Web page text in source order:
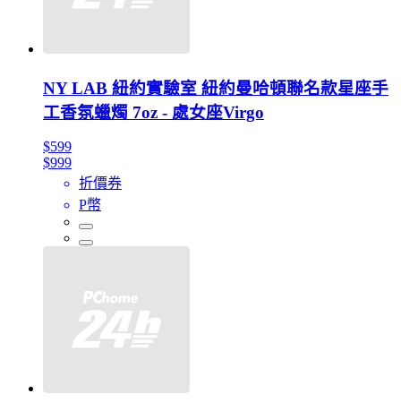
NY LAB 紐約實驗室 紐約曼哈頓聯名款星座手
工香氛蠟燭 7oz - 處女座Virgo
$599
$999
折價券
P幣